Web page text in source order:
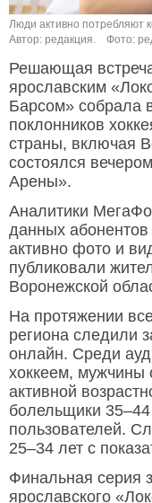
Люди активно потребляют
Автор: редакция.
Фото:
Решающая
ярославским
Барсом» собрала
поклонников
страны, включая
состоялся
Арены».
Аналитики
данных
активно фото и
публиковали
Воронежской
На протяжении
региона следили
онлайн. Среди
хоккеем, мужчины
активной
болельщики
пользователей.
25–34 лет с
Финальная серия
ярославского